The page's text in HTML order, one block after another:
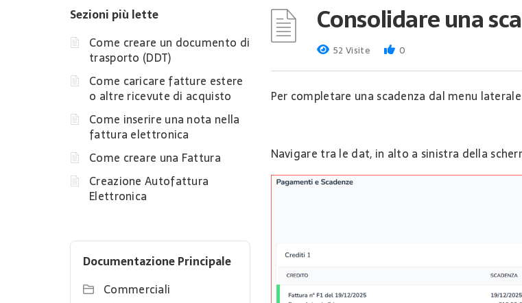
Sezioni più lette
Come creare un documento di
trasporto (DDT)
Come caricare fatture estere
o altre ricevute di acquisto
Come inserire una nota nella
fattura elettronica
Come creare una Fattura
Creazione Autofattura
Elettronica
Documentazione Principale
Commerciali
Consolidare una
52 Visite 0
Per completare una scadenza dal menu
Navigare tra le dat, in alto a sinistra della